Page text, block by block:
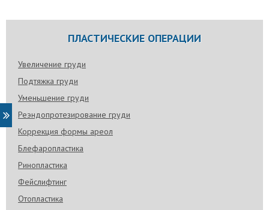
ПЛАСТИЧЕСКИЕ ОПЕРАЦИИ
Увеличение груди
Подтяжка груди
Уменьшение груди
Реэндопротезирование груди
Коррекция формы ареол
Блефаропластика
Ринопластика
Фейслифтинг
Отопластика